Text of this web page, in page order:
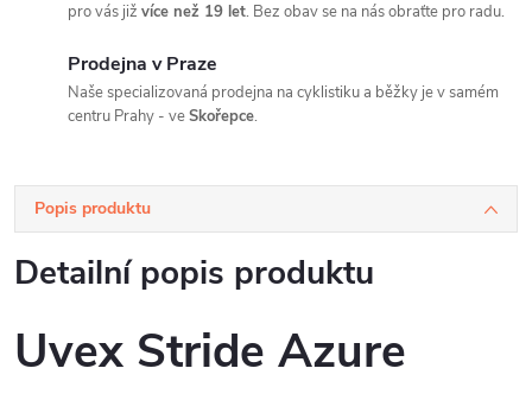
pro vás již více než 19 let. Bez obav se na nás obraťte pro radu.
Prodejna v Praze
Naše specializovaná prodejna na cyklistiku a běžky je v samém
centru Prahy - veSkořepce.
Popis produktu
Detailní popis produktu
Uvex Stride Azure